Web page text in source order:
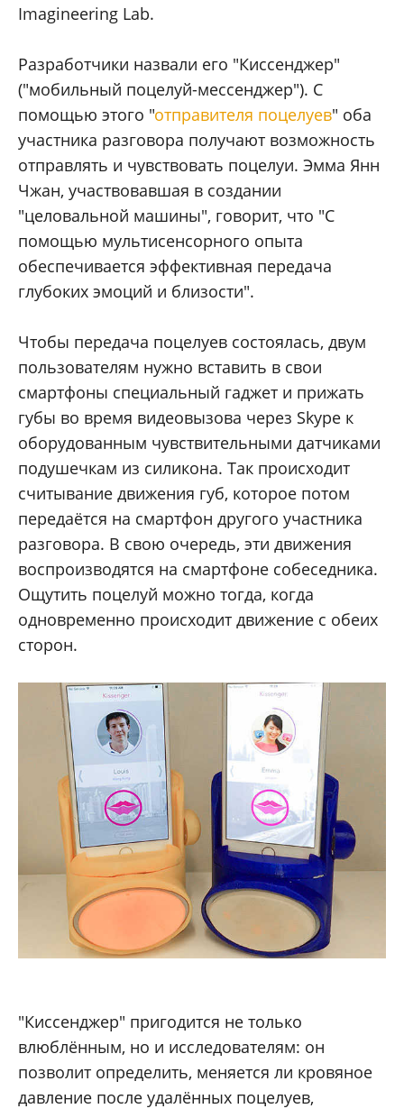
Imagineering Lab.
Разработчики назвали его "Киссенджер"
("мобильный поцелуй-мессенджер"). С
помощью этого "отправителя поцелуев" оба
участника разговора получают возможность
отправлять и чувствовать поцелуи. Эмма Янн
Чжан, участвовавшая в создании
"целовальной машины", говорит, что "С
помощью мультисенсорного опыта
обеспечивается эффективная передача
глубоких эмоций и близости".
Чтобы передача поцелуев состоялась, двум
пользователям нужно вставить в свои
смартфоны специальный гаджет и прижать
губы во время видеовызова через Skype к
оборудованным чувствительными датчиками
подушечкам из силикона. Так происходит
считывание движения губ, которое потом
передаётся на смартфон другого участника
разговора. В свою очередь, эти движения
воспроизводятся на смартфоне собеседника.
Ощутить поцелуй можно тогда, когда
одновременно происходит движение с обеих
сторон.
"Киссенджер" пригодится не только
влюблённым, но и исследователям: он
позволит определить, меняется ли кровяное
давление после удалённых поцелуев,